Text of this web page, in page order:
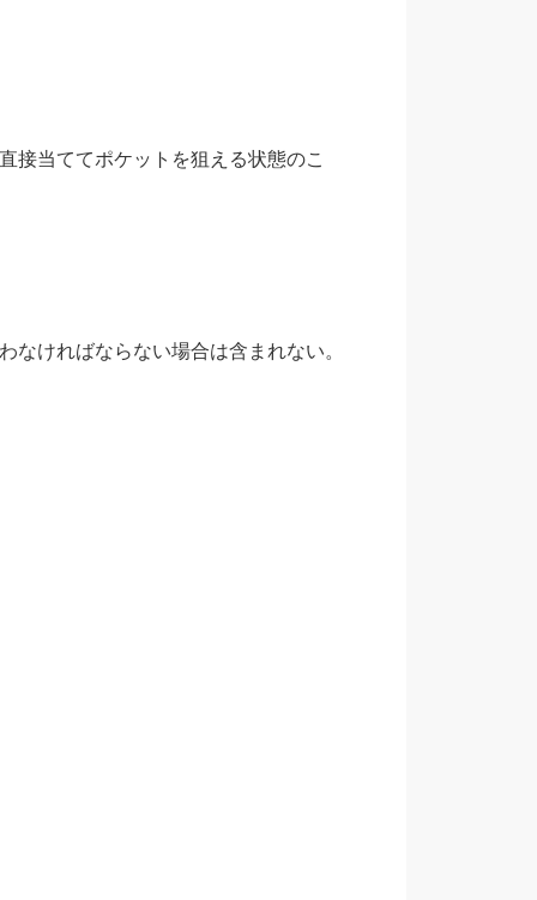
接当ててポケットを狙える状態のこ
なければならない場合は含まれない。